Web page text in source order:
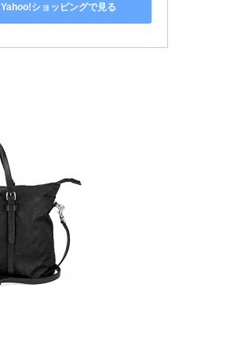
Yahoo!ショッピングで見る